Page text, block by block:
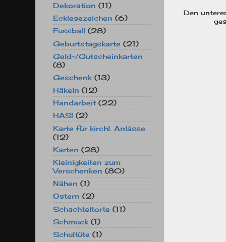
Den
Dekoration (11)
Ecklesezeichen (6)
Fussball (28)
Geburtstagskarte (21)
Geld-/Gutscheinkarten
(8)
Geschenk (13)
Häkeln (12)
Handarbeit (22)
HASI (2)
Karte für kirchl. Anlässe
(12)
Karten (28)
Kleinigkeiten zum
Verschenken (80)
Nähen (1)
Ostern (2)
Schachteltorte (11)
Schmuck (1)
Schultüte (1)